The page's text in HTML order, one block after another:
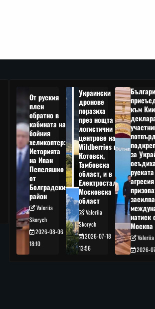
От руския
плен
обратно в
кабината на
бойния
хеликоптер:
Историята
на Иван
Пепеляшко
от
Болградския
район
Valeriia
Skorych
2026-08-06
18:10
Украински
дронове
поразиха
през нощта
логистични
центрове на
Wildberries в
Котовск,
Тамбовска
област, и в
Електростал,
Московска
област
Valeriia
Skorych
2026-07-18
13:56
към
за
осъдиха
руската
натиск
Москва
Valeriia
2026-